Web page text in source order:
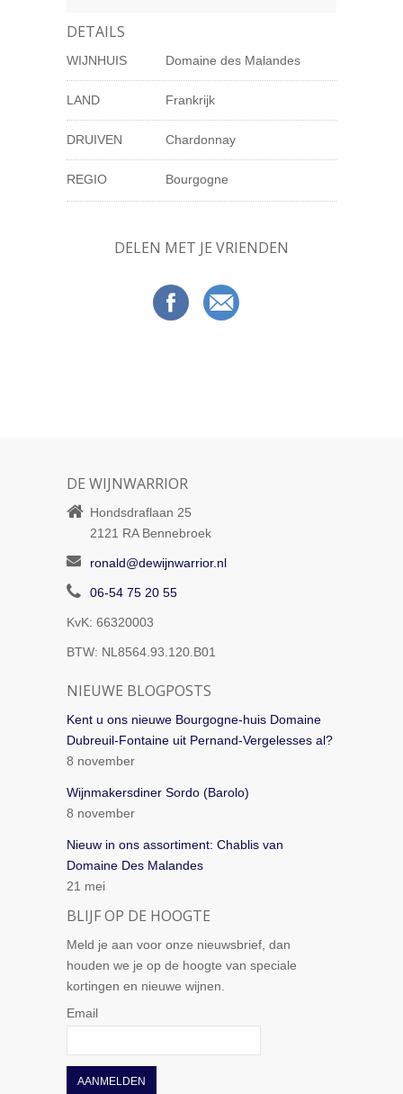
DETAILS
WIJNHUIS Domaine des Malandes
LAND Frankrijk
DRUIVEN Chardonnay
REGIO Bourgogne
DELEN MET JE VRIENDEN
DE WIJNWARRIOR
Hondsdraflaan 25
2121 RA Bennebroek
ronald@dewijnwarrior.nl
06-54 75 20 55
KvK: 66320003
BTW: NL8564.93.120.B01
NIEUWE BLOGPOSTS
Kent u ons nieuwe Bourgogne-huis Domaine
Dubreuil-Fontaine uit Pernand-Vergelesses al?
8 november
Wijnmakersdiner Sordo (Barolo)
8 november
Nieuw in ons assortiment: Chablis van
Domaine Des Malandes
21 mei
BLIJF OP DE HOOGTE
Meld je aan voor onze nieuwsbrief, dan
houden we je op de hoogte van speciale
kortingen en nieuwe wijnen.
Email